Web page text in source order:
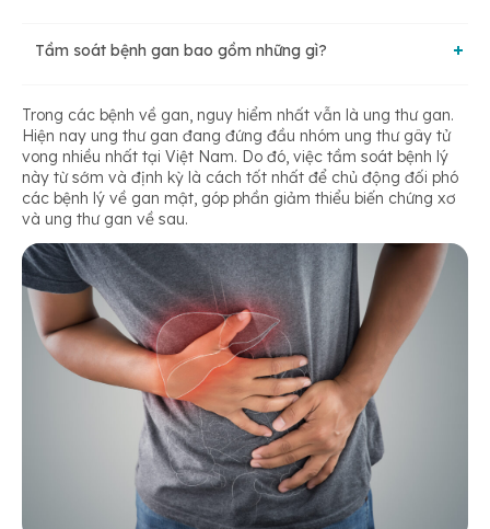
Tầm soát bệnh gan bao gồm những gì?
Những lưu ý trước khi xét nghiệm và tầm soát
Trong các bệnh về gan, nguy hiểm nhất vẫn là ung thư gan.
Hiện nay ung thư gan đang đứng đầu nhóm ung thư gây tử
vong nhiều nhất tại Việt Nam. Do đó, việc tầm soát bệnh lý
này từ sớm và định kỳ là cách tốt nhất để chủ động đối phó
các bệnh lý về gan mật, góp phần giảm thiểu biến chứng xơ
và ung thư gan về sau.